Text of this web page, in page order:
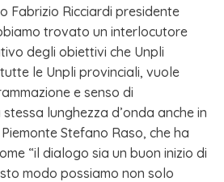
Fabrizio Ricciardi presidente
trovato un interlocutore
degli obiettivi che Unpli
le Unpli provinciali, vuole
e senso di
lunghezza d’onda anche in
Stefano Raso, che ha
“il dialogo sia un buon inizio di
modo possiamo non solo